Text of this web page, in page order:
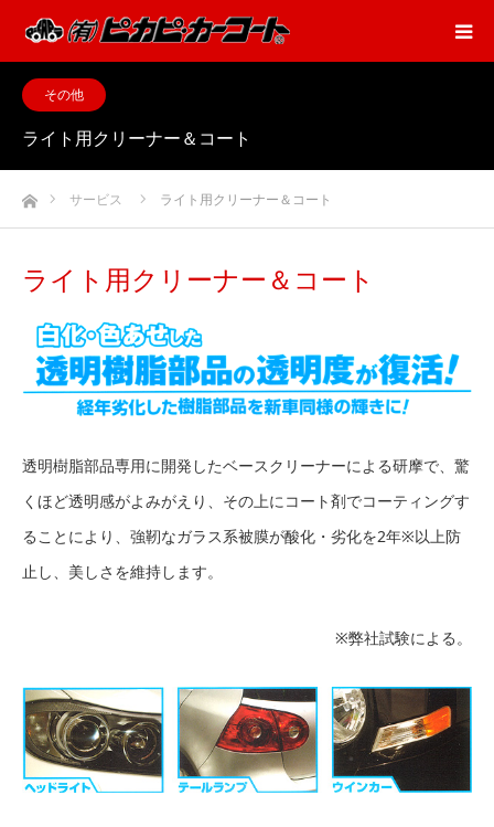
その他
ライト用クリーナー＆コート
ホームサービス ライト用クリーナー＆コート
ライト用クリーナー＆コート
透明樹脂部品専用に開発したベースクリーナーによる研摩で、驚
くほど透明感がよみがえり、その上にコート剤でコーティングす
ることにより、強靭なガラス系被膜が酸化・劣化を2年※以上防
止し、美しさを維持します。
※弊社試験による。